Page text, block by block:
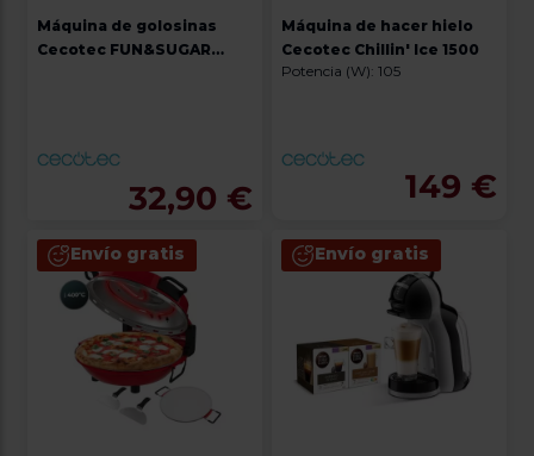
Máquina de golosinas
Cecotec FUN&SUGAR
32,90 €
Máquina de hacer hielo
Cecotec Chillin' Ice 1500
Potencia (W): 105
149 €
Envío gratis Envío gratis